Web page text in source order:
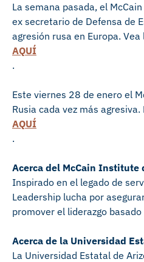
La semana pasada, el
ex secretario de Defensa de
agresión rusa en Europa.
AQUÍ
.
Este viernes 28 de enero el
Rusia cada vez más
AQUÍ
.
Acerca del McCain Institute
Inspirado en el legado de
Leadership lucha por
promover el liderazgo
Acerca de la Universidad
La Universidad Estatal de